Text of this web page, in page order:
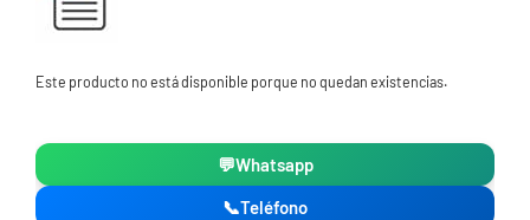
Este producto no está disponible porque no quedan existencias.
💬Whatsapp
📞Teléfono